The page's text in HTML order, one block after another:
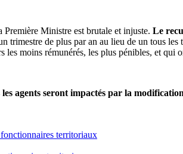
Première Ministre est brutale et injuste. Le
trimestre de plus par an au lieu de un tous
les moins rémunérés, les plus pénibles, et qui
les agents seront impactés par la